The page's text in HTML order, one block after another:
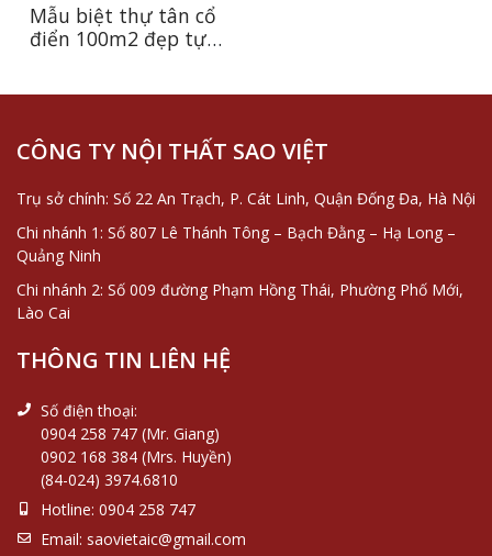
Mẫu biệt thự tân cổ
điển 100m2 đẹp tựa
CÔNG TY NỘI THẤT SAO VIỆT
Trụ sở chính: Số 22 An Trạch, P. Cát Linh, Quận Đống Đa, Hà Nội
Chi nhánh 1: Số 807 Lê Thánh Tông – Bạch Đằng – Hạ Long –
Quảng Ninh
Chi nhánh 2: Số 009 đường Phạm Hồng Thái, Phường Phố Mới,
Lào Cai
THÔNG TIN LIÊN HỆ
Số điện thoại:
0904 258 747 (Mr. Giang)
0902 168 384 (Mrs. Huyền)
(84-024) 3974.6810
Hotline: 0904 258 747
Email: saovietaic@gmail.com